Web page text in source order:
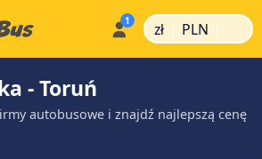
zł | PLN |
- Toruń
autobusowe i znajdź najlepszą cenę